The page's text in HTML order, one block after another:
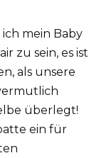
mein Baby
zu sein, es ist
als unsere
überlegt!
ein für